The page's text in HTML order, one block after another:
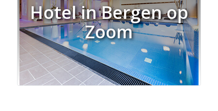
Hotel in Bergen op
Zoom